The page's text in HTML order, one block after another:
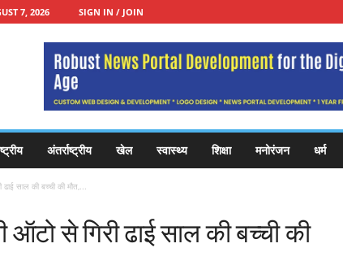
7, 2026 SIGN IN / JOIN
अंतर्राष्ट्रीय खेल स्वास्थ्य शिक्षा मनोरंजन धर्म
ढाई साल की बच्ची की मौत,...
ऑटो से गिरी ढाई साल की बच्ची की